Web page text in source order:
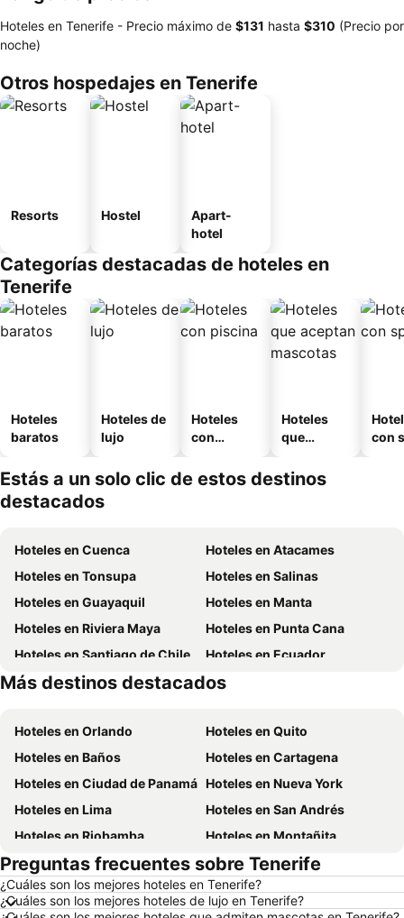
Hoteles en Tenerife - Precio máximo de ‎$131 hasta ‎$310 (Precio por
noche)
Otros hospedajes en Tenerife
Resorts Hostel
Apart-
hotel
Categorías destacadas de hoteles en
Tenerife
Hoteles
baratos
Hoteles de
lujo
Hoteles
con
Hoteles
que
mascotas
con
Estás a un solo clic de estos destinos
destacados
Hoteles en Cuenca
Hoteles en Atacames
Hoteles en Tonsupa
Hoteles en Salinas
Hoteles en Guayaquil
Hoteles en Manta
Hoteles en Riviera Maya
Hoteles en Punta Cana
Hoteles en Santiago de Chile
Hoteles en Ecuador
Hoteles en México
Hoteles en Chicago
Más destinos destacados
Hoteles en Orlando
Hoteles en Quito
Hoteles en Baños
Hoteles en Cartagena
Hoteles en Ciudad de Panamá Hoteles en Nueva York
Hoteles en Lima
Hoteles en San Andrés
Hoteles en Riobamba
Hoteles en Montañita
Hoteles en Puerto López
Hoteles en Pedernales
Hoteles en Miami
Hoteles en Roma
Hoteles en Ambato
Hoteles en Cojimies
Preguntas frecuentes sobre Tenerife
¿Cuáles son los mejores hoteles en Tenerife?
¿Cuáles son los mejores hoteles de lujo en Tenerife?